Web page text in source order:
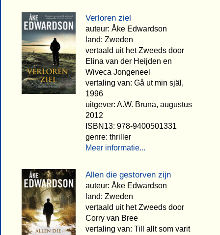
Verloren ziel
auteur: Åke Edwardson
land: Zweden
vertaald uit het Zweeds door
Elina van der Heijden en
Wiveca Jongeneel
vertaling van: Gå ut min själ,
1996
uitgever: A.W. Bruna, augustus
2012
ISBN13: 978-9400501331
genre: thriller
Meer informatie...
Allen die gestorven zijn
auteur: Åke Edwardson
land: Zweden
vertaald uit het Zweeds door
Corry van Bree
vertaling van: Till allt som varit